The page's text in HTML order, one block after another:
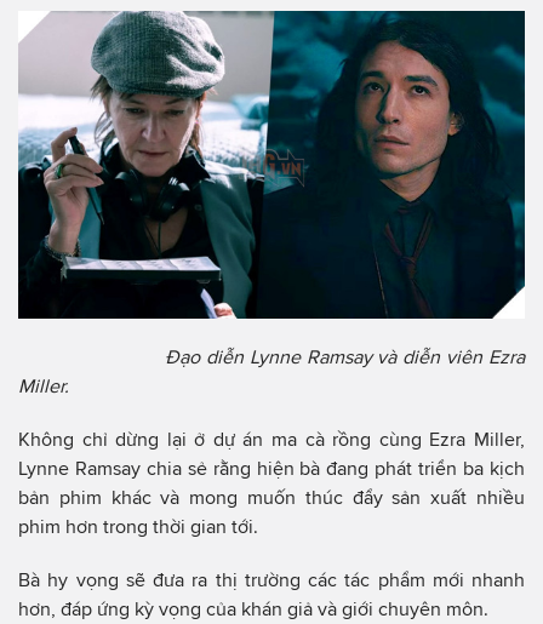
Đạo diễn Lynne Ramsay và diễn viên Ezra
Miller.
Không chỉ dừng lại ở dự án ma cà rồng cùng Ezra Miller,
Lynne Ramsay chia sẻ rằng hiện bà đang phát triển ba kịch
bản phim khác và mong muốn thúc đẩy sản xuất nhiều
phim hơn trong thời gian tới.
Bà hy vọng sẽ đưa ra thị trường các tác phẩm mới nhanh
hơn, đáp ứng kỳ vọng của khán giả và giới chuyên môn.